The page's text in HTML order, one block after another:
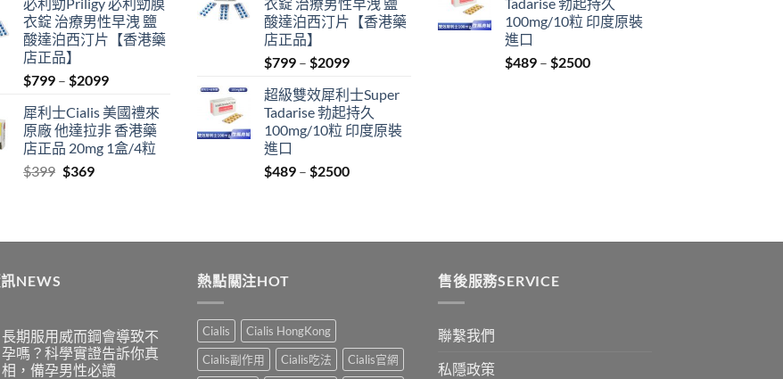
was:
$500.
is:
$450.
衣錠 治療男性早洩 鹽
酸達泊西汀片【香港藥
店正品】
$799 – $2099Price
$799
through
$2099
犀利士Cialis 美國禮來
原廠 他達拉非 香港藥
店正品 20mg 1盒/4粒
$399 Original
$369Current
$399.$369.
酸達泊西汀片【香港藥
店正品】
$799 – $2099Price
$799
through
$2099
超級雙效犀利士Super
Tadarise 勃起持久
100mg/10粒 印度原裝
進口
$489 – $2500Price
$2500
through
$2199
100mg/10粒 印度原裝
進口
$489 – $2500Price
NEWS
長期服用威而鋼會導致不
孕嗎？科學實證告訴你真
相，備孕男性必讀
熱點關注HOT
Cialis
Cialis HongKong
Cialis副作用
Cialis吃法
Cialis官網
售後服務SERVICE
聯繫我們
私隱政策